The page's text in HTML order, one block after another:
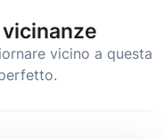
vicino a questa